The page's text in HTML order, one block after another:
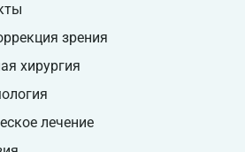
зрения
хирургия
лечение